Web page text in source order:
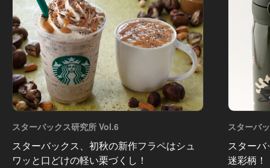
スターバックス研究所 Vol.6
スターバックス、初秋の新作フラペはシュ
ワッと口どけの軽い栗づくし！
スターバ
スター
迷彩柄！